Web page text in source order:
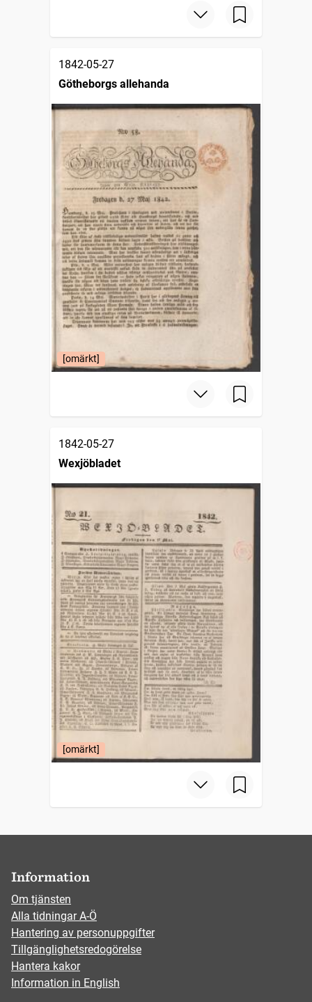
1842-05-27
Götheborgs allehanda
[omärkt]
1842-05-27
Wexjöbladet
[omärkt]
Information
Om tjänsten
Alla tidningar A-Ö
Hantering av personuppgifter
Tillgänglighetsredogörelse
Hantera kakor
Information in English